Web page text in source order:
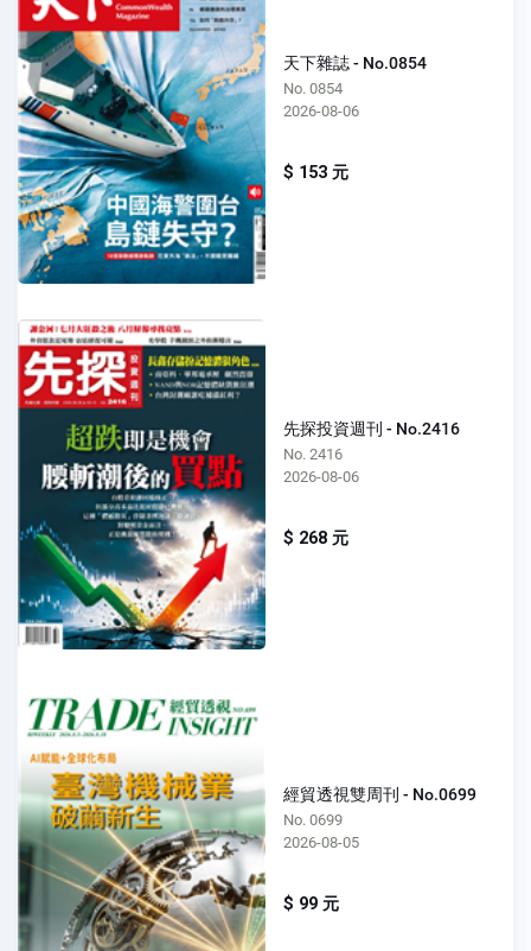
天下雜誌 - No.0854
No. 0854
2026-08-06
$ 153 元
先探投資週刊 - No.2416
No. 2416
2026-08-06
$ 268 元
經貿透視雙周刊 - No.0699
No. 0699
2026-08-05
$ 99 元